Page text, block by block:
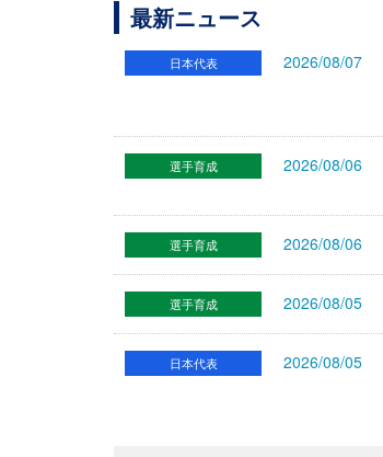
最新ニュース
日本代表 2026/08/07
選手育成 2026/08/06
選手育成 2026/08/06
選手育成 2026/08/05
日本代表 2026/08/05